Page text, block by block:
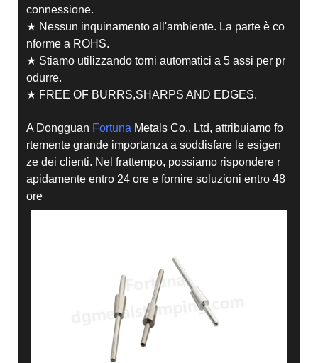
connessione.
★ Nessun inquinamento all'ambiente. La parte è co
nforme a ROHS.
★ Stiamo utilizzando torni automatici a 5 assi per pr
odurre.
★ FREE OF BURRS,SHARPS AND EDGES.
A Dongguan Fortuna Metals Co., Ltd, attribuiamo fo
rtemente grande importanza a soddisfare le esigen
ze dei clienti. Nel frattempo, possiamo rispondere r
apidamente entro 24 ore e fornire soluzioni entro 48
ore